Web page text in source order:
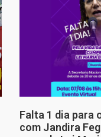
Falta 1 dia para
com Jandira